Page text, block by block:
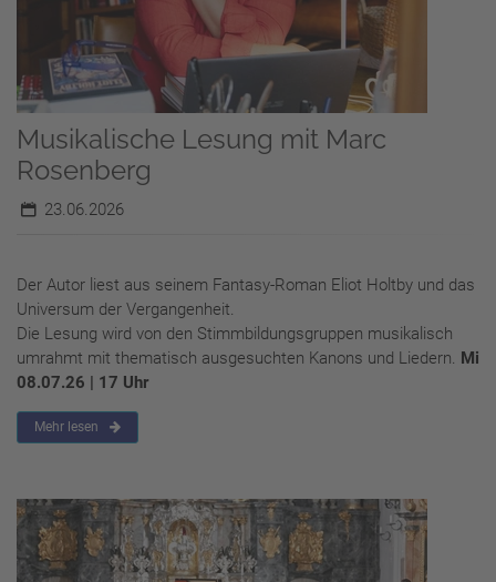
Musikalische Lesung mit Marc
Rosenberg
23.06.2026
Der Autor liest aus seinem Fantasy-Roman Eliot Holtby und das
Universum der Vergangenheit.
Die Lesung wird von den Stimmbildungsgruppen musikalisch
umrahmt mit thematisch ausgesuchten Kanons und Liedern. Mi
08.07.26 | 17 Uhr
Mehr lesen